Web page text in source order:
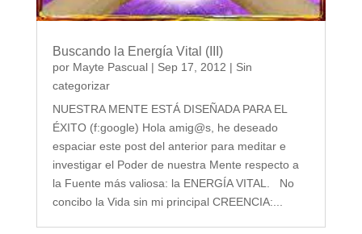
Buscando la Energía Vital (III)
por Mayte Pascual| Sep 17, 2012 | Sin
categorizar
NUESTRA MENTE ESTÁ DISEÑADA PARA EL
ÉXITO (f:google) Hola amig@s, he deseado
espaciar este post del anterior para meditar e
investigar el Poder de nuestra Mente respecto a
la Fuente más valiosa: la ENERGÍA VITAL. No
concibo la Vida sin mi principal CREENCIA:...